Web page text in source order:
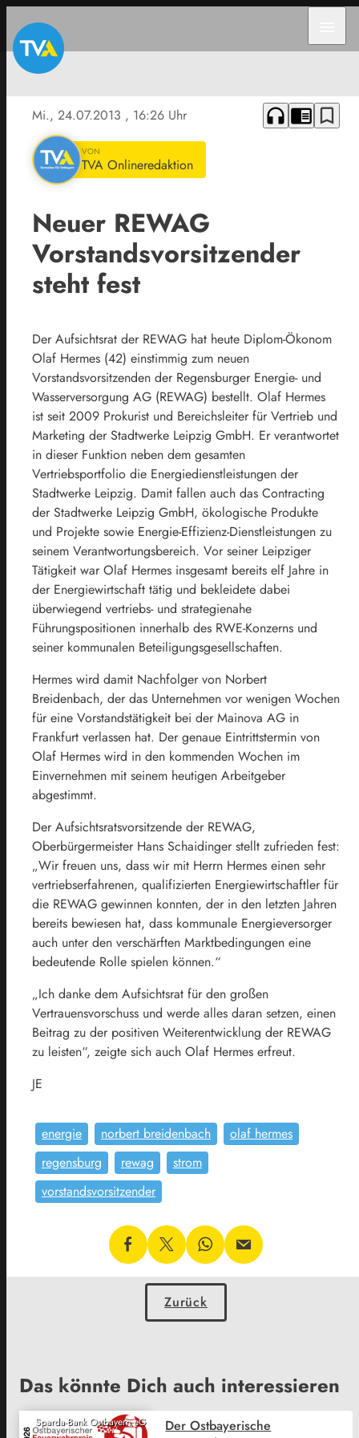
Mi., 24.07.2013 , 16:26 Uhr headphones chrome_reader_mode bookmark_border
VON
TVA Onlineredaktion
Neuer REWAG
Vorstandsvorsitzender
steht fest
Der Aufsichtsrat der REWAG hat heute Diplom-Ökonom
Olaf Hermes (42) einstimmig zum neuen
Vorstandsvorsitzenden der Regensburger Energie- und
Wasserversorgung AG (REWAG) bestellt. Olaf Hermes
ist seit 2009 Prokurist und Bereichsleiter für Vertrieb und
Marketing der Stadtwerke Leipzig GmbH. Er verantwortet
in dieser Funktion neben dem gesamten
Vertriebsportfolio die Energiedienstleistungen der
Stadtwerke Leipzig. Damit fallen auch das Contracting
der Stadtwerke Leipzig GmbH, ökologische Produkte
und Projekte sowie Energie-Effizienz-Dienstleistungen zu
seinem Verantwortungsbereich. Vor seiner Leipziger
Tätigkeit war Olaf Hermes insgesamt bereits elf Jahre in
der Energiewirtschaft tätig und bekleidete dabei
überwiegend vertriebs- und strategienahe
Führungspositionen innerhalb des RWE-Konzerns und
seiner kommunalen Beteiligungsgesellschaften.
Hermes wird damit Nachfolger von Norbert
Breidenbach, der das Unternehmen vor wenigen Wochen
für eine Vorstandstätigkeit bei der Mainova AG in
Frankfurt verlassen hat. Der genaue Eintrittstermin von
Olaf Hermes wird in den kommenden Wochen im
Einvernehmen mit seinem heutigen Arbeitgeber
abgestimmt.
Der Aufsichtsratsvorsitzende der REWAG,
Oberbürgermeister Hans Schaidinger stellt zufrieden fest:
„Wir freuen uns, dass wir mit Herrn Hermes einen sehr
vertriebserfahrenen, qualifizierten Energiewirtschaftler für
die REWAG gewinnen konnten, der in den letzten Jahren
bereits bewiesen hat, dass kommunale Energieversorger
auch unter den verschärften Marktbedingungen eine
bedeutende Rolle spielen können.“
„Ich danke dem Aufsichtsrat für den großen
Vertrauensvorschuss und werde alles daran setzen, einen
Beitrag zu der positiven Weiterentwicklung der REWAG
zu leisten“, zeigte sich auch Olaf Hermes erfreut.
JE
energie norbert breidenbach
olaf hermes
regensburg
rewag
strom
vorstandsvorsitzender
Zurück
Das könnte Dich auch interessieren
Sparda-Bank Ostbayern eG
Der Ostbayerische